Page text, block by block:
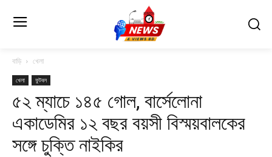
বাড়ি খেলা
খেলা ফুটবল
৫২ ম্যাচে ১৪৫ গোল, বার্সেলোনা
একাডেমির ১২ বছর বয়সী বিস্ময়বালকের
সঙ্গে চুক্তি নাইকির